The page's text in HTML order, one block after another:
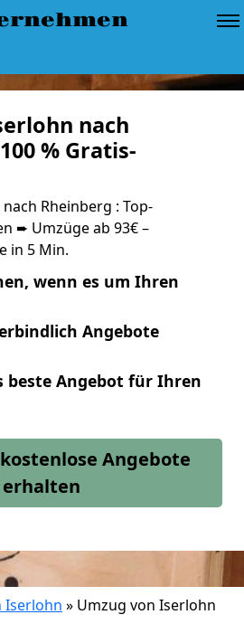
nach
% Gratis-
Rheinberg : Top-
➨ Umzüge ab 93€ –
in 5 Min.
wenn es um Ihren
Angebote
beste Angebot für Ihren
Angebote
erhalten
Iserlohn » Umzug von Iserlohn